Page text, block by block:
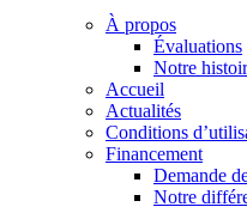
À propos
Évaluations
Notre
Accueil
Actualités
Conditions
Financement
Demande
Notre